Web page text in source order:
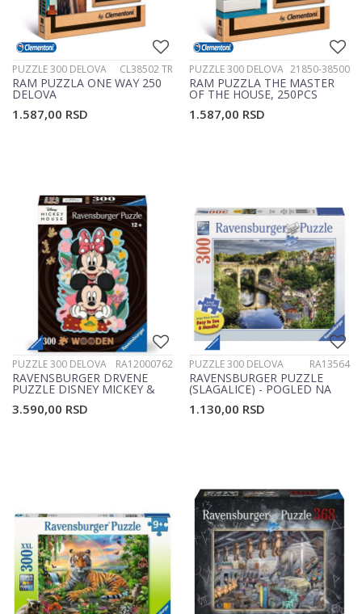
PUZZLE 300 DELOVA CL38502 TR
RAM PUZZLA ONE WAY 250
DELOVA
1.587,00 RSD
PUZZLE 300 DELOVA 21850-38500
RAM PUZZLA THE MASTER
OF THE HOUSE, 250PCS
1.587,00 RSD
PUZZLE 300 DELOVA RA12000762
RAVENSBURGER DRVENE
PUZZLE DISNEY MICKEY &
3.590,00 RSD
PUZZLE 300 DELOVA RA13564
RAVENSBURGER PUZZLE
(SLAGALICE) - POGLED NA
1.130,00 RSD